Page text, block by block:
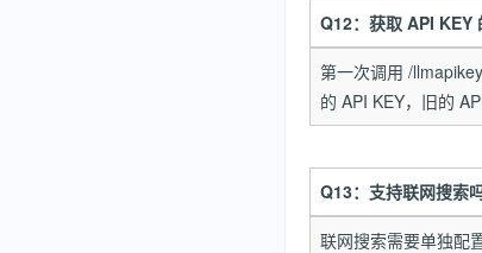
Q12：获取 API KEY
第一次调用 /
的 API KEY，旧的
Q13：支持联网搜索吗
联网搜索需要单独配